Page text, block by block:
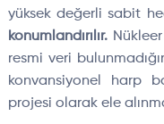
yüksek değerli sabit
konumlandırılır.Nükleer
resmi veri
konvansiyonel harp
projesi olarak ele